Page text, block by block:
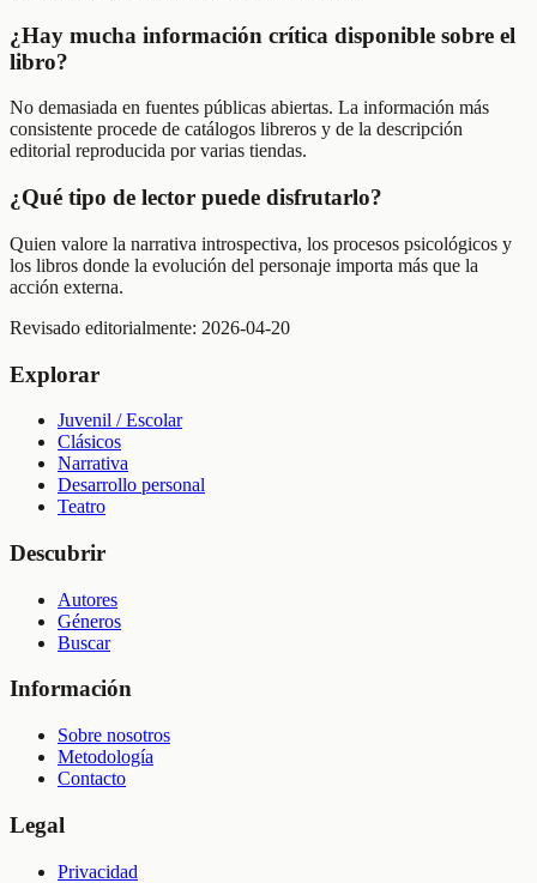
¿Hay mucha información crítica disponible sobre el
libro?
No demasiada en fuentes públicas abiertas. La información más
consistente procede de catálogos libreros y de la descripción
editorial reproducida por varias tiendas.
¿Qué tipo de lector puede disfrutarlo?
Quien valore la narrativa introspectiva, los procesos psicológicos y
los libros donde la evolución del personaje importa más que la
acción externa.
Revisado editorialmente: 2026-04-20
Explorar
Juvenil / Escolar
Clásicos
Narrativa
Desarrollo personal
Teatro
Descubrir
Autores
Géneros
Buscar
Información
Sobre nosotros
Metodología
Contacto
Legal
Privacidad